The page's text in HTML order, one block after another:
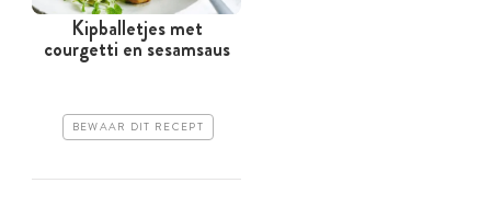
Kipballetjes met
courgetti en sesamsaus
BEWAAR DIT RECEPT